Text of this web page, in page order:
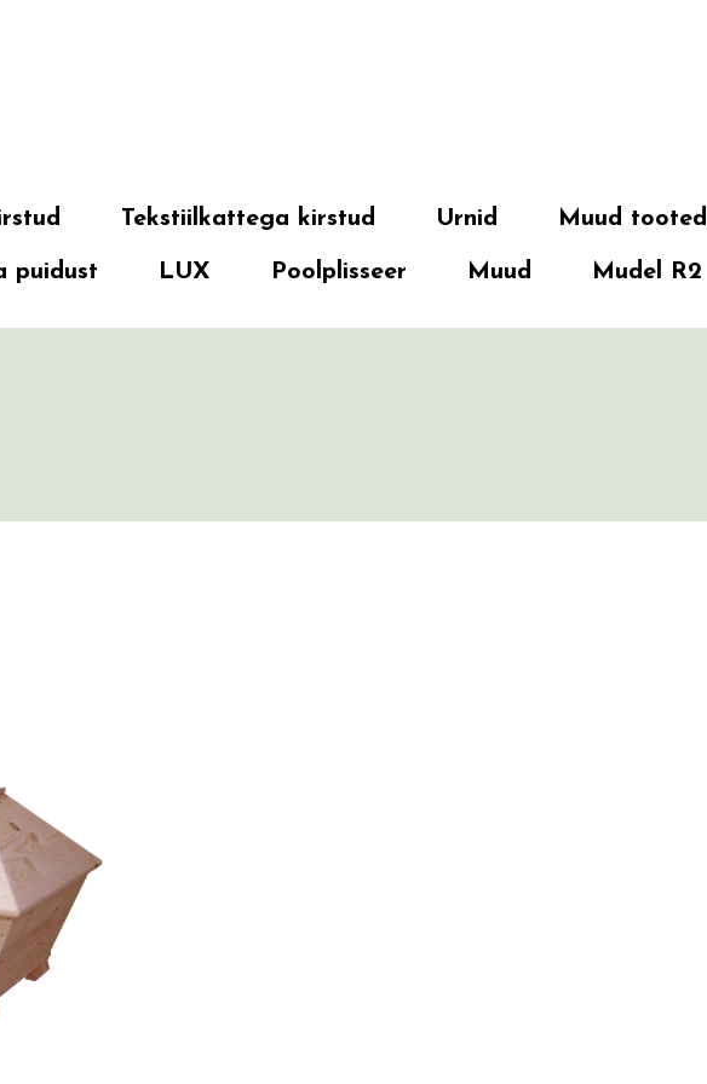
Tekstiilkattega kirstud Urnid Muud tooted
puidust LUX Poolplisseer Muud Mudel R2